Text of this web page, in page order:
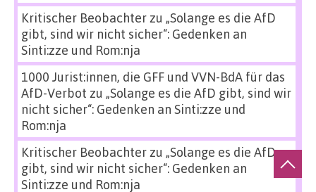
Kritischer Beobachterzu „Solange es die AfD
gibt, sind wir nicht sicher“: Gedenken an
Sinti:zze und Rom:nja
1000 Jurist:innen, die GFF und VVN-BdA für das
AfD-Verbot zu „Solange es die AfD gibt, sind wir
nicht sicher“: Gedenken an Sinti:zze und
Rom:nja
Kritischer Beobachterzu „Solange es die AfD
gibt, sind wir nicht sicher“: Gedenken an
Sinti:zze und Rom:nja